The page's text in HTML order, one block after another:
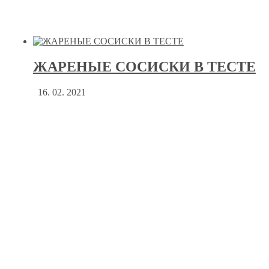
ЖАРЕНЫЕ СОСИСКИ В ТЕСТЕ
16. 02. 2021